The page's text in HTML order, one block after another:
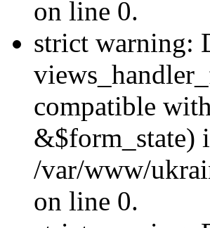
on line 0.
strict warning:
compatible
&$form_state)
/var/www/
on line 0.